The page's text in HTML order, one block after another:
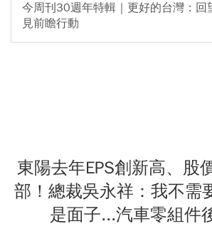
今周刊30週年特輯｜更好的台灣：回
見前瞻行動
東陽去年EPS創新高、股
部！總裁吳永祥：我不需
是面子...汽車零組件